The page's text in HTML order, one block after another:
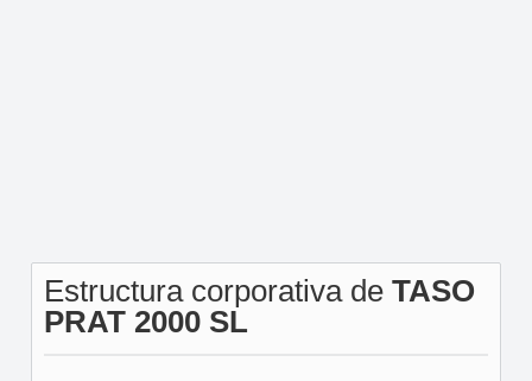
Estructura corporativa de TASO
PRAT 2000 SL